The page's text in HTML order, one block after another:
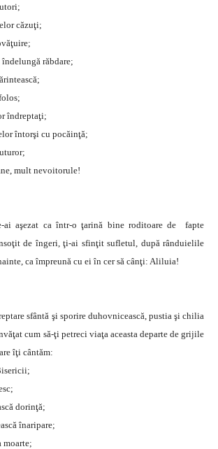
căzuţi;
răbdare;
îndreptaţi;
întorşi cu pocăinţă;
mult nevoitorule!
ai aşezat ca într-o ţarină bine roditoare de fapte
de îngeri, ţi-ai sfinţit sufletul, după rânduielile
ca împreună cu ei în cer să cânţi: Aliluia!
sfântă şi sporire duhovnicească, pustia şi chilia
cum să-ţi petreci viaţa aceasta departe de grijile
îţi cântăm:
dorinţă;
înaripare;
moarte;